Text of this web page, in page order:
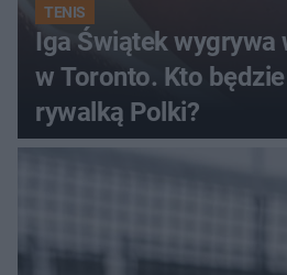
TENIS
Iga Świątek wygrywa
w Toronto. Kto
rywalką Polki?